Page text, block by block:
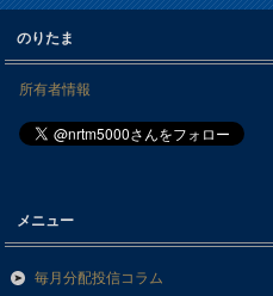
のりたま
所有者情報
メニュー
毎月分配投信コラム